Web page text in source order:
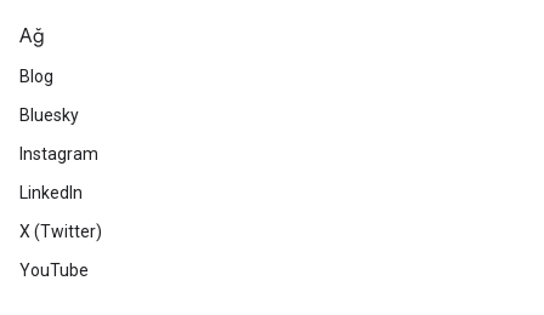
Ağ
Blog
Bluesky
Instagram
LinkedIn
X (Twitter)
YouTube